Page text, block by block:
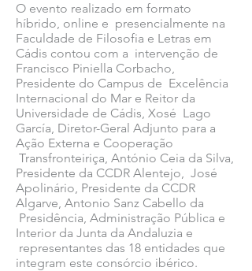
O evento realizado em formato
híbrido, online e presencialmente na
Faculdade de Filosofia e Letras em
Cádis contou com a intervenção de
Francisco Piniella Corbacho,
Presidente do Campus de Excelência
Internacional do Mar e Reitor da
Universidade de Cádis, Xosé Lago
García, Diretor-Geral Adjunto para a
Ação Externa e Cooperação
Transfronteiriça, António Ceia da Silva,
Presidente da CCDR Alentejo, José
Apolinário, Presidente da CCDR
Algarve, Antonio Sanz Cabello da
Presidência, Administração Pública e
Interior da Junta da Andaluzia e
representantes das 18 entidades que
integram este consórcio ibérico.